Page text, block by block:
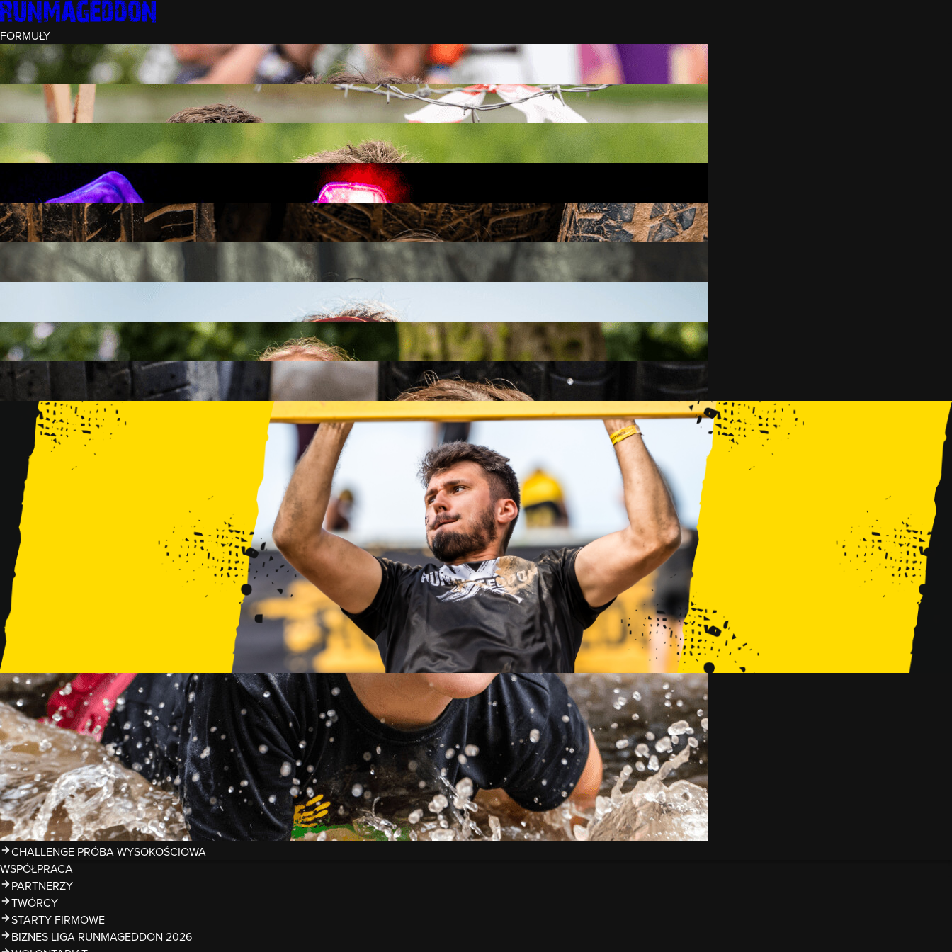
FORMUŁY
INTRO (¼)
15 PRZESZKÓD
3 KM+
REKRUT (½)
30 PRZESZKÓD
RUNMAGEDDON
50 PRZESZKÓD
12 KM+
NOCNY REKRUT (½)
30 PRZESZKÓD
6 KM+
INTRO U-16
15 PRZESZKÓD
3 KM+
RUNMAGEDDON HARDCORE
70 PRZESZKÓD
21 KM+
FAMILY
15 PRZESZKÓD
2 KM+
KIDS
15 PRZESZKÓD
1 KM+
TRENINGI
WYDARZENIA
RUNMAGEDDON LUBLIN ZALEW ZEMBORZYCKI 22/23.08.2026
RUNMAGEDDON ERGO ARENA GDAŃSK/SOPOT 12/13.09.2026
RUNMAGEDDON KIDS: DEMO WARSZAWA 24/26.09.2026
RUNMAGEDDON WROCŁAW KOPALNIA ROLANTOWICE 26/27.09.2026
RUNMAGEDDON WARSZAWA TWIERDZA MODLIN 10/11.10.2026
RUNMAGEDDON JURAPARK BAŁTÓW 24/25.10.2026
RUNMAGEDDON HALLOWEEN WARSZAWA 31.10.2026
TRENINGI
VOUCHERY
DLA ZAWODNIKÓW
ZDJĘCIA
KALENDARZ 2026
WYNIKI
LIGA RUNMAGEDDON 2026
SUPERLIGA RUNMAGEDDON 2026
SUPERLIGA RMG KIDS 2026
KWALIFIKACJE DO MISTRZOSTW EUROPY I ŚWIATA OCR
TROFEA
LEGENDY RUNMAGEDDON
MAGAZYN
CHALLENGE PRÓBA WYSOKOŚCIOWA
WSPÓŁPRACA
PARTNERZY
TWÓRCY
STARTY FIRMOWE
BIZNES LIGA RUNMAGEDDON 2026